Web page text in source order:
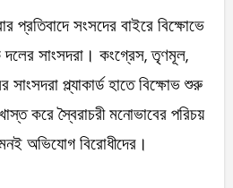
প্রতিবাদে সংসদের বাইরে বিক্ষোভে
দলের সাংসদরা। কংগ্রেস, তৃণমূল,
প্ল্যাকার্ড হাতে বিক্ষোভ শুরু
করে স্বৈরাচরী মনোভাবের পরিচয়
অভিযোগ বিরোধীদের।